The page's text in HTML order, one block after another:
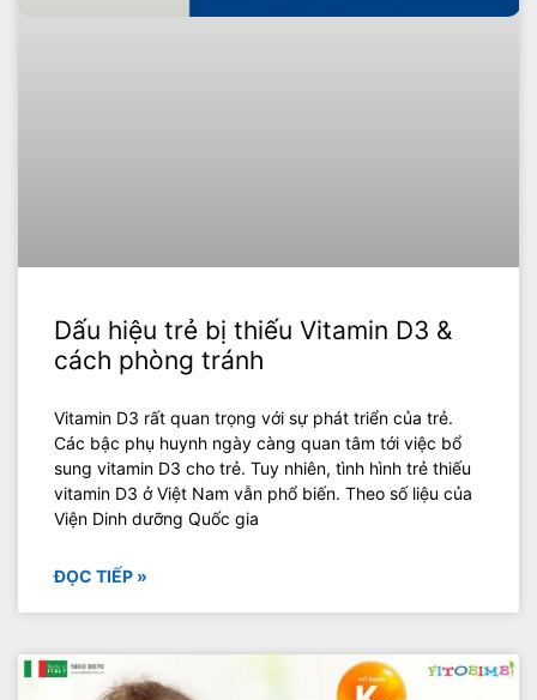
Dấu hiệu trẻ bị thiếu Vitamin D3 &
cách phòng tránh
Vitamin D3 rất quan trọng với sự phát triển của trẻ.
Các bậc phụ huynh ngày càng quan tâm tới việc bổ
sung vitamin D3 cho trẻ. Tuy nhiên, tình hình trẻ thiếu
vitamin D3 ở Việt Nam vẫn phổ biến. Theo số liệu của
Viện Dinh dưỡng Quốc gia
ĐỌC TIẾP »